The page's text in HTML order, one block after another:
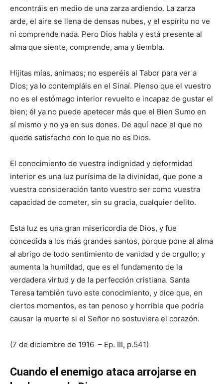
encontráis en medio de una zarza ardiendo. La zarza
arde, el aire se llena de densas nubes, y el espíritu no ve
ni comprende nada. Pero Dios habla y está presente al
alma que siente, comprende, ama y tiembla.
Hijitas mías, animaos; no esperéis al Tabor para ver a
Dios; ya lo contempláis en el Sinaí. Pienso que el vuestro
no es el estómago interior revuelto e incapaz de gustar el
bien; él ya no puede apetecer más que el Bien Sumo en
sí mismo y no ya en sus dones. De aquí nace el que no
quede satisfecho con lo que no es Dios.
El conocimiento de vuestra indignidad y deformidad
interior es una luz purísima de la divinidad, que pone a
vuestra consideración tanto vuestro ser como vuestra
capacidad de cometer, sin su gracia, cualquier delito.
Esta luz es una gran misericordia de Dios, y fue
concedida a los más grandes santos, porque pone al alma
al abrigo de todo sentimiento de vanidad y de orgullo; y
aumenta la humildad, que es el fundamento de la
verdadera virtud y de la perfección cristiana. Santa
Teresa también tuvo este conocimiento, y dice que, en
ciertos momentos, es tan penoso y horrible que podría
causar la muerte si el Señor no sostuviera el corazón.
(7 de diciembre de 1916 – Ep. III, p.541)
Cuando el enemigo ataca arrojarse en